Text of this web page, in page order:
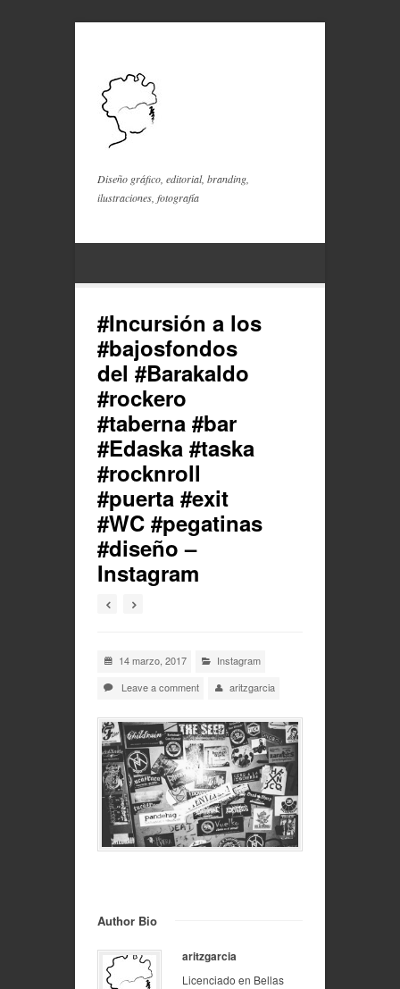
Diseño gráfico, editorial, branding,
ilustraciones, fotografía
#Incursión a los
#bajosfondos
del #Barakaldo
#rockero
#taberna #bar
#Edaska #taska
#rocknroll
#puerta #exit
#WC #pegatinas
#diseño –
Instagram
14 marzo, 2017
Instagram
Leave a comment
aritzgarcia
Author Bio
aritzgarcia
Licenciado en Bellas